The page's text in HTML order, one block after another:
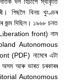
পিছলৈ বিনয় খুংণ্ডৰ
জন্ম দিছিল। ১৯৬৮ চনত
front)নাম
Autonomous
(PDF)নামেৰে এটা
অসম আৰু ভাৰত চৰকাৰৰ
Autonomous